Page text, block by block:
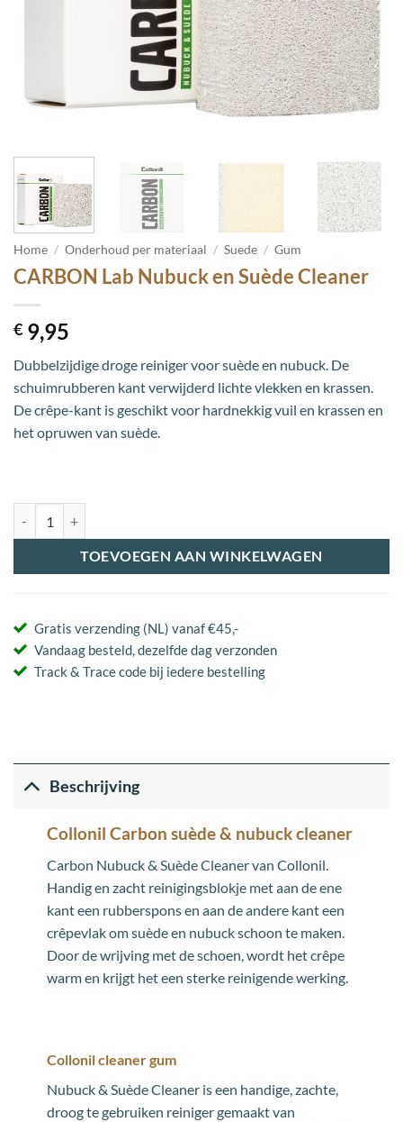
Home / Onderhoud per materiaal / Suede / Gum
CARBON Lab Nubuck en Suède Cleaner
€ 9,95
Dubbelzijdige droge reiniger voor suède en nubuck. De
schuimrubberen kant verwijderd lichte vlekken en krassen.
De crêpe-kant is geschikt voor hardnekkig vuil en krassen en
het opruwen van suède.
TOEVOEGEN AAN WINKELWAGEN
Gratis verzending (NL) vanaf €45,-
Vandaag besteld, dezelfde dag verzonden
Track & Trace code bij iedere bestelling
Beschrijving
Collonil Carbon suède & nubuck cleaner
Carbon Nubuck & Suède Cleaner van Collonil.
Handig en zacht reinigingsblokje met aan de ene
kant een rubberspons en aan de andere kant een
crêpevlak om suède en nubuck schoon te maken.
Door de wrijving met de schoen, wordt het crêpe
warm en krijgt het een sterke reinigende werking.
Collonil cleaner gum
Nubuck & Suède Cleaner is een handige, zachte,
droog te gebruiken reiniger gemaakt van